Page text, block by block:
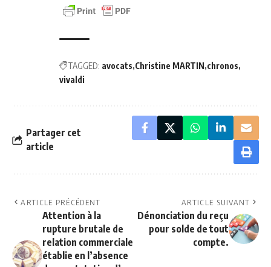
TAGGED: avocats Christine MARTIN chronos
vivaldi
Partager cet
article
ARTICLE PRÉCÉDENT
Attention à la
rupture brutale de
relation commerciale
établie en l’absence
ARTICLE SUIVANT
Dénonciation du reçu
pour solde de tout
compte.